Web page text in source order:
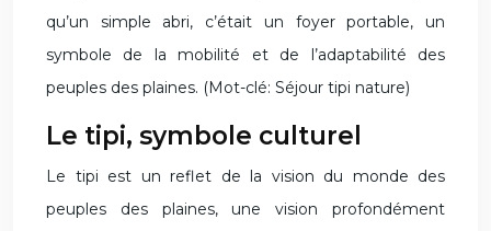
qu’un simple abri, c’était un foyer portable, un
symbole de la mobilité et de l’adaptabilité des
peuples des plaines. (Mot-clé: Séjour tipi nature)
Le tipi, symbole culturel
Le tipi est un reflet de la vision du monde des
peuples des plaines, une vision profondément